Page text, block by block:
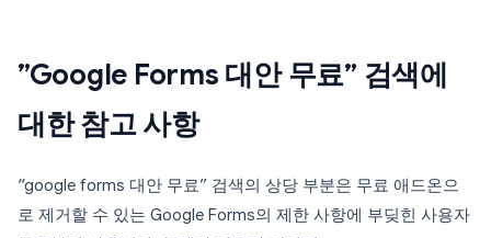
”Google Forms 대안 무료” 검색에
대한 참고 사항
“google forms 대안 무료” 검색의 상당 부분은 무료 애드온으
로 제거할 수 있는 Google Forms의 제한 사항에 부딪힌 사용자